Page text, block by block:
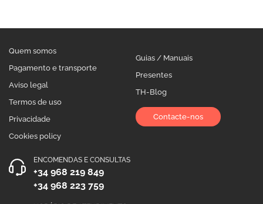
Quem somos
Pagamento e transporte
Aviso legal
Termos de uso
Privacidade
Cookies policy
Guias / Manuais
Presentes
TH-Blog
Contacte-nos
ENCOMENDAS E CONSULTAS
+34 968 219 849
+34 968 223 759